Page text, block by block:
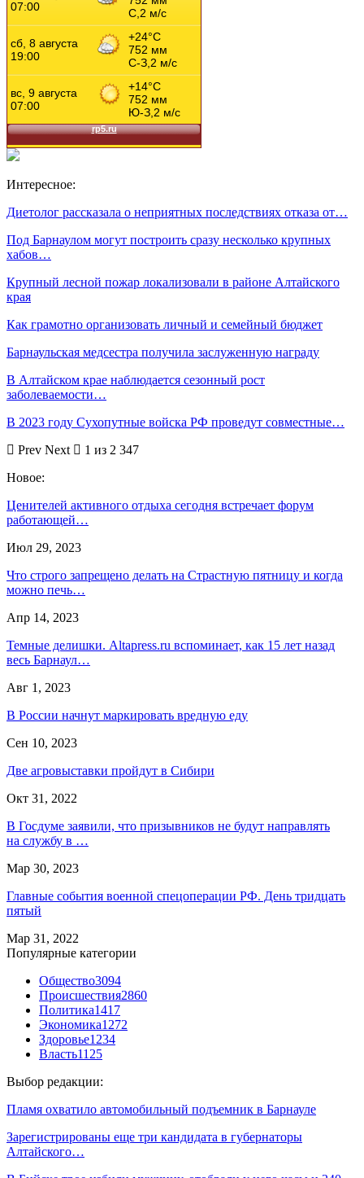
Интересное:
Диетолог рассказала о неприятных последствиях отказа от…
Под Барнаулом могут построить сразу несколько крупных
хабов…
Крупный лесной пожар локализовали в районе Алтайского
края
Как грамотно организовать личный и семейный бюджет
Барнаульская медсестра получила заслуженную награду
В Алтайском крае наблюдается сезонный рост
заболеваемости…
В 2023 году Сухопутные войска РФ проведут совместные…
Prev Next
1 из 2 347
Новое:
Ценителей активного отдыха сегодня встречает форум
работающей…
Июл 29, 2023
Что строго запрещено делать на Страстную пятницу и когда
можно печь…
Апр 14, 2023
Темные делишки. Altapress.ru вспоминает, как 15 лет назад
весь Барнаул…
Авг 1, 2023
В России начнут маркировать вредную еду
Сен 10, 2023
Две агровыставки пройдут в Сибири
Окт 31, 2022
В Госдуме заявили, что призывников не будут направлять
на службу в …
Мар 30, 2023
Главные события военной спецоперации РФ. День тридцать
пятый
Мар 31, 2022
Популярные категории
Общество3094
Происшествия2860
Политика1417
Экономика1272
Здоровье1234
Власть1125
Выбор редакции:
Пламя охватило автомобильный подъемник в Барнауле
Зарегистрированы еще три кандидата в губернаторы
Алтайского…